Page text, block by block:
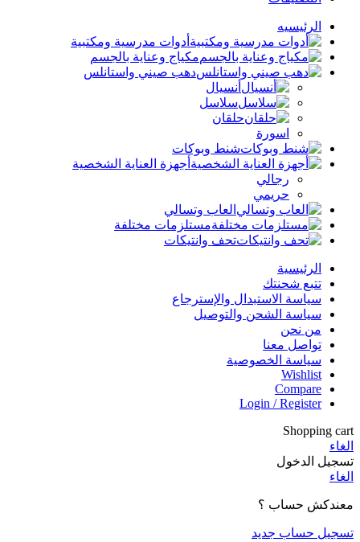
الرئيسيه
أدوات مدرسية ومكتبية
مكياج وعناية بالجسم
دهب صيني واستانلس
أنسيال
سلاسل
حلقان
اسورة
شنط وبوكات
أجهزة العناية الشخصية
رجالي
حريمي
العاب وتسالي
مستلزمات مختلفة
تحف وانتيكات
الرئيسية
تتبع شحنتك
سياسة الاستبدال والإسترجاع
سياسة الشحن والتوصيل
من نحن
تواصل معنا
سياسة الخصوصية
Wishlist
Compare
Login / Register
Shopping cart
الغاء
تسجيل الدخول
الغاء
معندكش حساب ؟
تسجيل حساب جديد